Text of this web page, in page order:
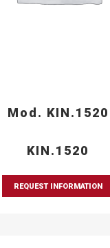
Mod. KIN.1520
KIN.1520
REQUEST INFORMATION